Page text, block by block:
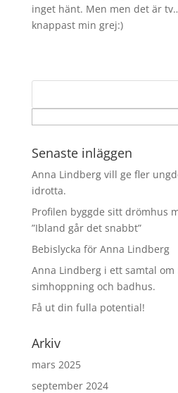
inget hänt. Men men det är
knappast min grej:)
Senaste inläggen
Anna Lindberg vill ge fler
idrotta.
Profilen byggde sitt drömhus
”Ibland går det snabbt”
Bebislycka för Anna Lindberg
Anna Lindberg i ett samtal om
simhoppning och badhus.
Få ut din fulla potential!
Arkiv
mars 2025
september 2024